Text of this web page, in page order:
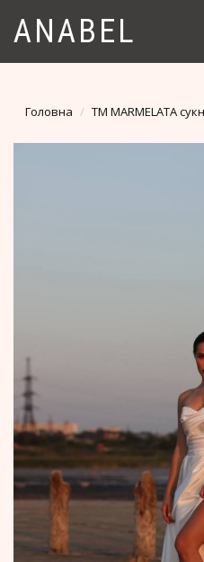
ANABEL
Головна TM MARMELATA